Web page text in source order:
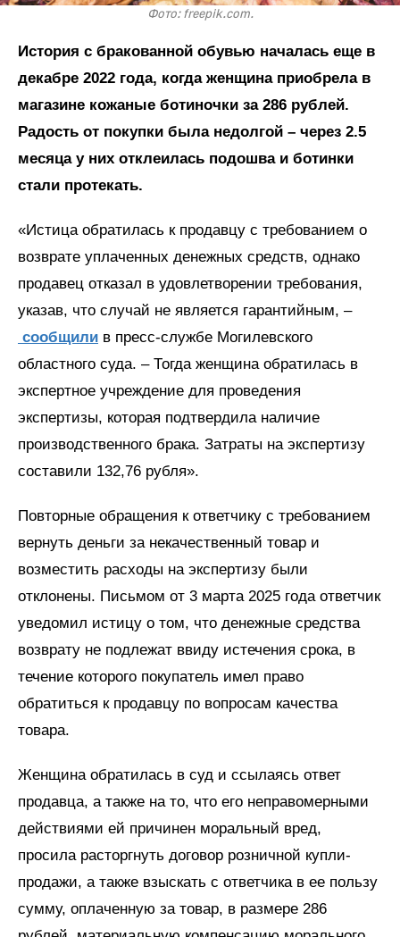
Фото: freepik.com.
История с бракованной обувью началась еще в
декабре 2022 года, когда женщина приобрела в
магазине кожаные ботиночки за 286 рублей.
Радость от покупки была недолгой – через 2.5
месяца у них отклеилась подошва и ботинки
стали протекать.
«Истица обратилась к продавцу с требованием о
возврате уплаченных денежных средств, однако
продавец отказал в удовлетворении требования,
указав, что случай не является гарантийным, –
сообщили в пресс-службе Могилевского
областного суда. – Тогда женщина обратилась в
экспертное учреждение для проведения
экспертизы, которая подтвердила наличие
производственного брака. Затраты на экспертизу
составили 132,76 рубля».
Повторные обращения к ответчику с требованием
вернуть деньги за некачественный товар и
возместить расходы на экспертизу были
отклонены. Письмом от 3 марта 2025 года ответчик
уведомил истицу о том, что денежные средства
возврату не подлежат ввиду истечения срока, в
течение которого покупатель имел право
обратиться к продавцу по вопросам качества
товара.
Женщина обратилась в суд и ссылаясь ответ
продавца, а также на то, что его неправомерными
действиями ей причинен моральный вред,
просила расторгнуть договор розничной купли-
продажи, а также взыскать с ответчика в ее пользу
сумму, оплаченную за товар, в размере 286